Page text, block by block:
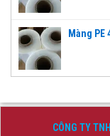
Màng PE
CÔNG TY